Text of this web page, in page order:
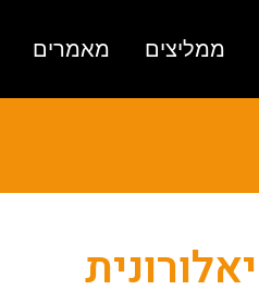
ממליצים מאמרים